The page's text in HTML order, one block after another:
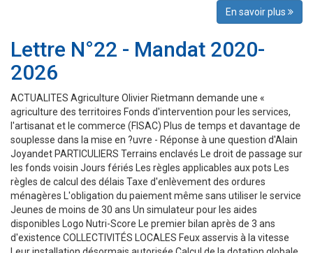
En savoir plus
Lettre N°22 - Mandat 2020-
2026
ACTUALITES Agriculture Olivier Rietmann demande une «
agriculture des territoires Fonds d'intervention pour les services,
l'artisanat et le commerce (FISAC) Plus de temps et davantage de
souplesse dans la mise en ?uvre - Réponse à une question d'Alain
Joyandet PARTICULIERS Terrains enclavés Le droit de passage sur
les fonds voisin Jours fériés Les règles applicables aux pots Les
règles de calcul des délais Taxe d'enlèvement des ordures
ménagères L'obligation du paiement même sans utiliser le service
Jeunes de moins de 30 ans Un simulateur pour les aides
disponibles Logo Nutri-Score Le premier bilan après de 3 ans
d'existence COLLECTIVITÉS LOCALES Feux asservis à la vitesse